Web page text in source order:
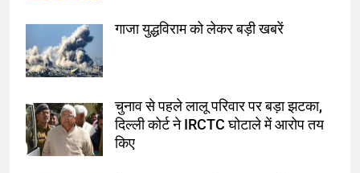
गाजा युद्धविराम को लेकर बड़ी खबरें
चुनाव से पहले लालू परिवार पर बड़ा झटका,
दिल्ली कोर्ट ने IRCTC घोटाले में आरोप तय
किए
8
तय किए
1